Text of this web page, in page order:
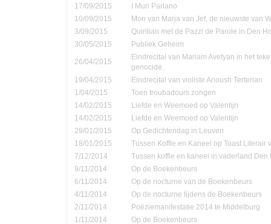
17/09/2015
I Muri Parlano
10/09/2015
Mon van Marja van Jef, de nieuwste van
3/09/2015
Quirilian met de Pazzi de Parole in Den
30/05/2015
Publiek Geheim
26/04/2015
Eindrecital van Mariam Avetyan in het
genocide.
19/04/2015
Eindrecital van violiste Anoush Terterian
1/04/2015
Toen troubadours zongen
14/02/2015
Liefde en Weemoed op Valentijn
14/02/2015
Liefde en Weemoed op Valentijn
29/01/2015
Op Gedichtendag in Leuven
18/01/2015
Tussen Koffie en Kaneel op Toast Literair
7/12/2014
Tussen koffie en kaneel in vaderland Den
9/11/2014
Op de Boekenbeurs
6/11/2014
Op de nocturne van de Boekenbeurs
4/11/2014
Op de nocturne tijdens de Boekenbeurs
2/11/2014
Poëziemanifestatie 2014 te Middelburg
1/11/2014
Op de Boekenbeurs